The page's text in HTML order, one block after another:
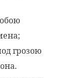
грозою